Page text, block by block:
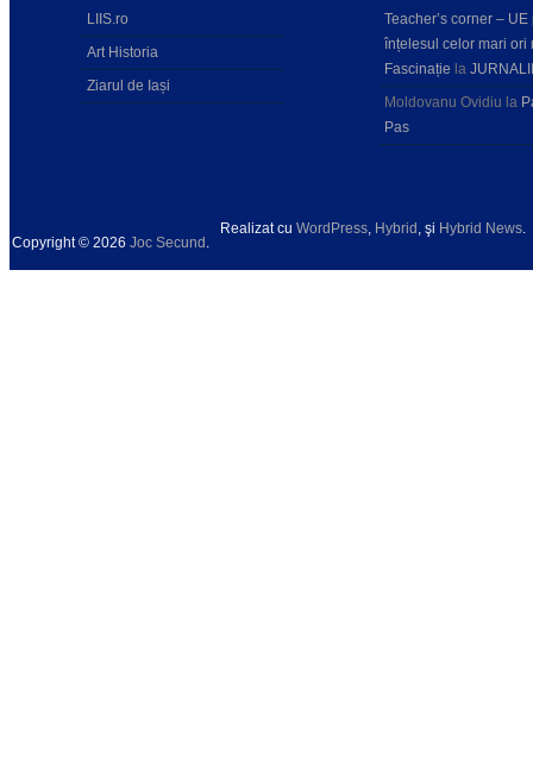
LIIS.ro
Art Historia
Ziarul de Iași
Teacher’s corner – UE
înțelesul celor mari ori
Fascinație la
Moldovanu Ovidiu la
Pas
Copyright © 2026 Joc Secund .
Realizat cu WordPress, Hybrid , şi Hybrid News.